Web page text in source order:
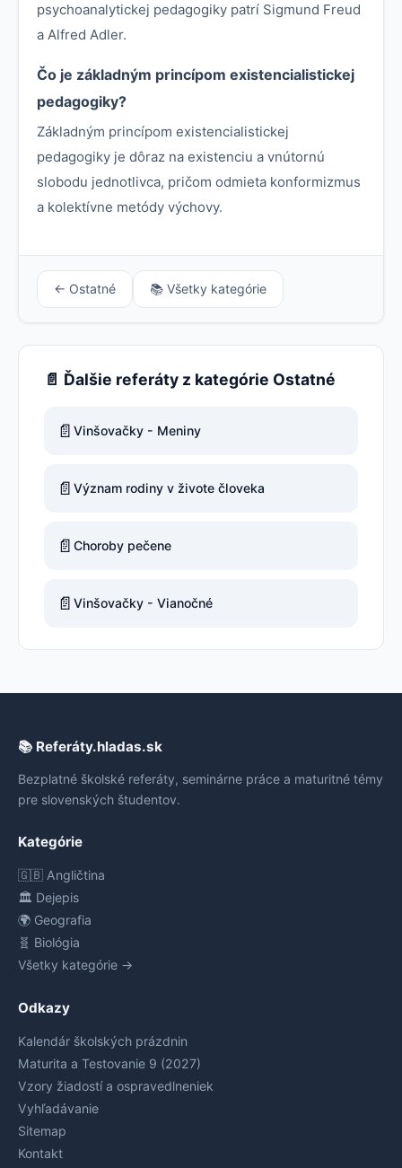
psychoanalytickej pedagogiky patrí Sigmund Freud
a Alfred Adler.
Čo je základným princípom existencialistickej
pedagogiky?
Základným princípom existencialistickej
pedagogiky je dôraz na existenciu a vnútornú
slobodu jednotlivca, pričom odmieta konformizmus
a kolektívne metódy výchovy.
← Ostatné 📚 Všetky kategórie
📄 Ďalšie referáty z kategórie Ostatné
📄 Vinšovačky - Meniny
📄 Význam rodiny v živote človeka
📄 Choroby pečene
📄 Vinšovačky - Vianočné
📚 Referáty.hladas.sk
Bezplatné školské referáty, seminárne práce a maturitné témy
pre slovenských študentov.
Kategórie
🇬🇧 Angličtina
🏛️ Dejepis
🌍 Geografia
🧬 Biológia
Všetky kategórie →
Odkazy
Kalendár školských prázdnin
Maturita a Testovanie 9 (2027)
Vzory žiadostí a ospravedlneniek
Vyhľadávanie
Sitemap
Kontakt